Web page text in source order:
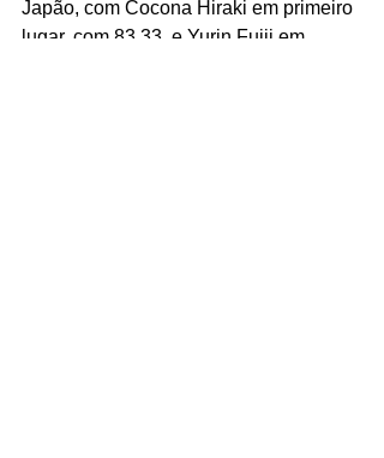
Japão, com Cocona Hiraki em primeiro
lugar, com 83.33, e Yurin Fujii em